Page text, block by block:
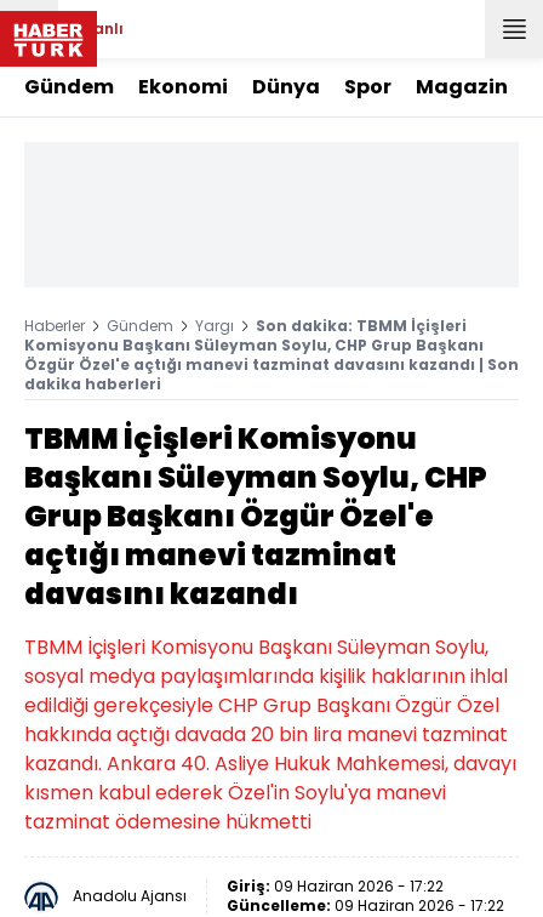
Canlı
Gündem Ekonomi Dünya Spor Magazin
Haberler Gündem Yargı
Son dakika: TBMM İçişleri
Komisyonu Başkanı Süleyman Soylu, CHP Grup Başkanı
Özgür Özel'e açtığı manevi tazminat davasını kazandı | Son
dakika haberleri
TBMM İçişleri Komisyonu
Başkanı Süleyman Soylu, CHP
Grup Başkanı Özgür Özel'e
açtığı manevi tazminat
davasını kazandı
TBMM İçişleri Komisyonu Başkanı Süleyman Soylu,
sosyal medya paylaşımlarında kişilik haklarının ihlal
edildiği gerekçesiyle CHP Grup Başkanı Özgür Özel
hakkında açtığı davada 20 bin lira manevi tazminat
kazandı. Ankara 40. Asliye Hukuk Mahkemesi, davayı
kısmen kabul ederek Özel'in Soylu'ya manevi
tazminat ödemesine hükmetti
Anadolu Ajansı Giriş: 09 Haziran 2026 - 17:22
Güncelleme: 09 Haziran 2026 - 17:22